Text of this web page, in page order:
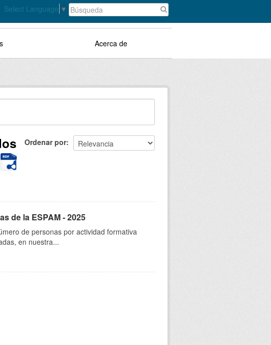
Select Language ▼
Acerca de
Ordenar por
de la ESPAM - 2025
de personas por actividad formativa
en nuestra...